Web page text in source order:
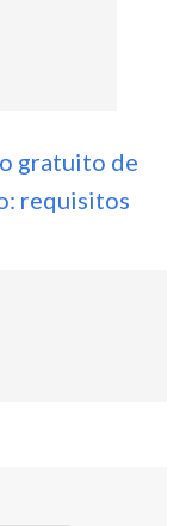
gratuito de
requisitos